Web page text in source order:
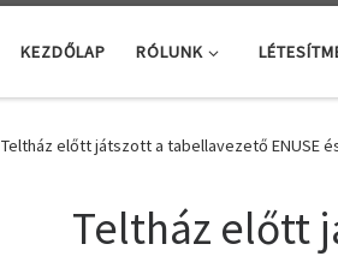
KEZDŐLAP RÓLUNK
Teltház előtt játszott a tabellavezető ENUSE
Teltház előtt